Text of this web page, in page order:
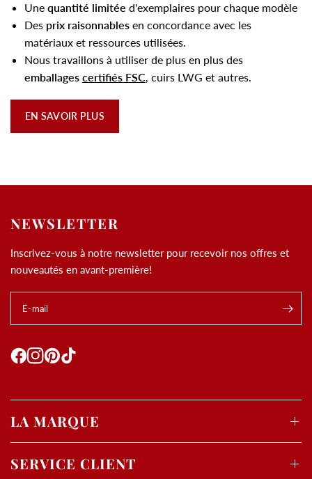
Une quantité limitée d'exemplaires pour chaque modèle
Des prix raisonnables en concordance avec les
matériaux et ressources utilisées.
Nous travaillons à utiliser de plus en plus des
emballages certifiés FSC, cuirs LWG et autres.
EN SAVOIR PLUS
NEWSLETTER
Inscrivez-vous à notre newsletter pour recevoir nos offres et
nouveautés en avant-première!
E-mail
LA MARQUE
SERVICE CLIENT